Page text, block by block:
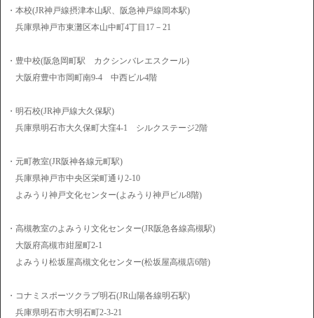
・本校(JR神戸線摂津本山駅、阪急神戸線岡本駅)
兵庫県神戸市東灘区本山中町4丁目17－21
・豊中校(阪急岡町駅 カクシンバレエスクール)
大阪府豊中市岡町南9-4 中西ビル4階
・明石校(JR神戸線大久保駅)
兵庫県明石市大久保町大窪4-1 シルクステージ2階
・元町教室(JR阪神各線元町駅)
兵庫県神戸市中央区栄町通り2-10
よみうり神戸文化センター(よみうり神戸ビル8階)
・高槻教室のよみうり文化センター(JR阪急各線高槻駅)
大阪府高槻市紺屋町2-1
よみうり松坂屋高槻文化センター(松坂屋高槻店6階)
・コナミスポーツクラブ明石(JR山陽各線明石駅)
兵庫県明石市大明石町2-3-21